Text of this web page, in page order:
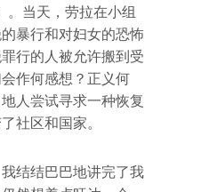
。当天，劳拉在小组
暴行和对妇女的恐怖
行的人被允许搬到受
作何感想？正义何
人尝试寻求一种恢复
社区和国家。
结结巴巴地讲完了我